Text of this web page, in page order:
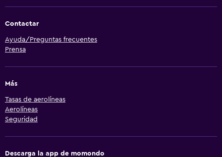
Contactar
Ayuda/Preguntas frecuentes
Prensa
Más
Tasas de aerolíneas
Aerolíneas
Seguridad
Descarga la app de momondo